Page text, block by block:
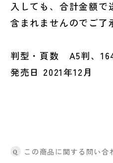
入しても、合計金額で
含まれませんのでご了
判型・頁数 A5判、
発売日 2021年12月
Q この商品に関する問い合